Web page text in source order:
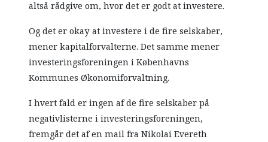
altså rådgive om, hvor det er godt at investere.
Og det er okay at investere i de fire selskaber,
mener kapitalforvalterne. Det samme mener
investeringsforeningen i Københavns
Kommunes Økonomiforvaltning.
I hvert fald er ingen af de fire selskaber på
negativlisterne i investeringsforeningen,
fremgår det af en mail fra Nikolai Evereth